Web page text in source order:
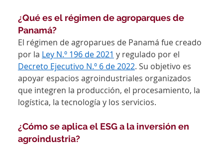
¿Qué es el régimen de agroparques de
Panamá?
El régimen de agroparues de Panamá fue creado
por la Ley N.º 196 de 2021 y regulado por el
Decreto Ejecutivo N.º 6 de 2022. Su objetivo es
apoyar espacios agroindustriales organizados
que integren la producción, el procesamiento, la
logística, la tecnología y los servicios.
¿Cómo se aplica el ESG a la inversión en
agroindustria?